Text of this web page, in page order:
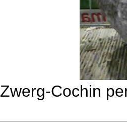
Zwerg-Cochin